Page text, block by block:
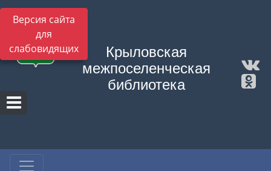
Версия сайта
для
слабовидящих
Крыловская
межпоселенческая
библиотека